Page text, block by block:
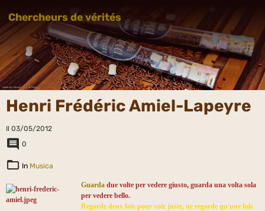
Chercheurs de vérités
Henri Frédéric Amiel-Lapeyre
Il 03/05/2012
0
In Musica
Guarda due volte per vedere giusto, guarda una volta sola
per vedere bello.
Regarde deux fois pour voir juste, ne regarde qu'une fois